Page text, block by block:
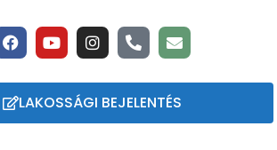
LAKOSSÁGI BEJELENTÉS